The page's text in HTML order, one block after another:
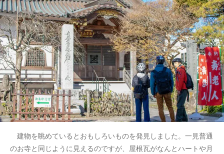
建物を眺めているとおもしろいものを発見しました。一見普通
のお寺と同じように見えるのですが、屋根瓦がなんとハートや月